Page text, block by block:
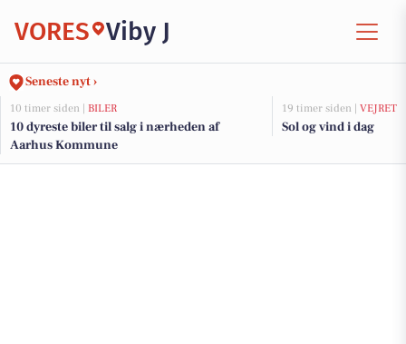
VORES Viby J
Seneste nyt ›
10 timer siden | BILER
10 dyreste biler til salg i nærheden af
Aarhus Kommune
19 timer siden | VEJRET
Sol og vind i dag